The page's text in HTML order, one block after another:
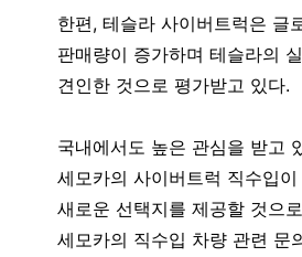
한편, 테슬라 사이버트럭은 글
판매량이 증가하며 테슬라의
견인한 것으로 평가받고 있다.
국내에서도 높은 관심을 받고
세모카의 사이버트럭 직수입
새로운 선택지를 제공할 것으
세모카의 직수입 차량 관련 문